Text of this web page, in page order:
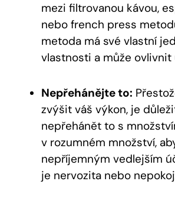
mezi‍ filtrovanou kávou,
nebo ⁤french ‌press
metoda má své vlastní
vlastnosti‍ a⁢ může ovlivnit
Nepřehánějte ​to:
zvýšit váš výkon, je
nepřehánět to s
v rozumném ‍množství,
⁣nepříjemným⁢ vedlejším‌
je nervozita nebo⁤